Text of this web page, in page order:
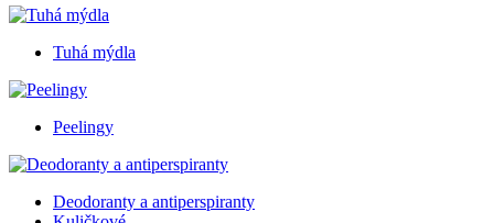
Tuhá mýdla
Peelingy
Deodoranty a antiperspiranty